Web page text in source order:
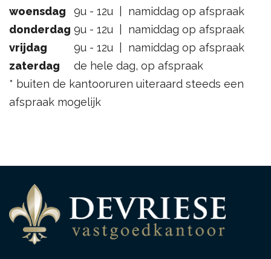
woensdag
9u - 12u | namiddag op afspraak
donderdag 9u - 12u | namiddag op afspraak
vrijdag
9u - 12u | namiddag op afspraak
zaterdag
de hele dag, op afspraak
* buiten de kantooruren uiteraard steeds een
afspraak mogelijk